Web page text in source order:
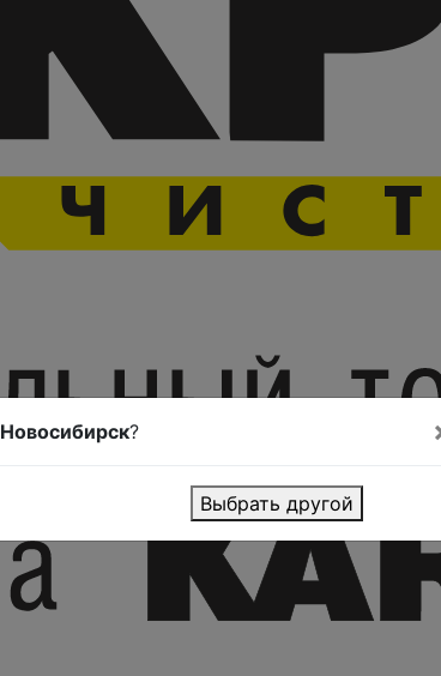
Новосибирск?
Выбрать другой